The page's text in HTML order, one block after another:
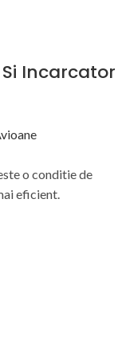
Incarcator
o conditie de
eficient.